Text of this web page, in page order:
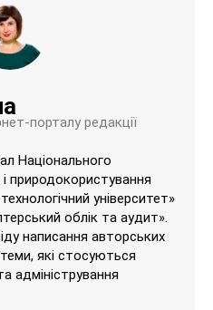
порталу редакції
Національного
і природокористування
університет»
облік та аудит».
написання авторських
які стосуються
адміністрування